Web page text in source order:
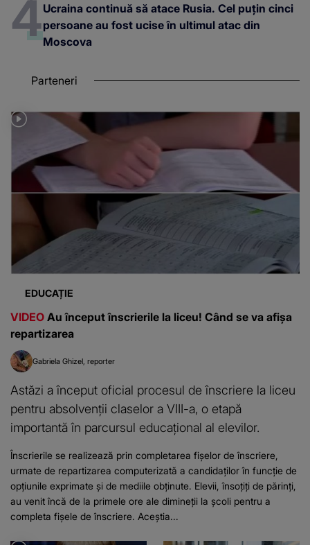
Ucraina continuă să atace Rusia. Cel puțin cinci
persoane au fost ucise în ultimul atac din
Moscova
Parteneri
EDUCAȚIE
VIDEO Au început înscrierile la liceu! Când se va afișa
repartizarea
Gabriela Ghizel reporter
Astăzi a început oficial procesul de înscriere la liceu
pentru absolvenții claselor a VIII-a, o etapă
importantă în parcursul educațional al elevilor.
Înscrierile se realizează prin completarea fișelor de înscriere,
urmate de repartizarea computerizată a candidaților în funcție de
opțiunile exprimate și de mediile obținute. Elevii, însoțiți de părinți,
au venit încă de la primele ore ale dimineții la școli pentru a
completa fișele de înscriere. Aceștia...